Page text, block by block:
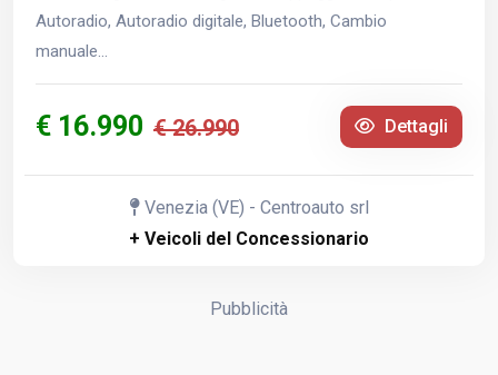
Autoradio, Autoradio digitale, Bluetooth, Cambio
manuale...
€ 16.990 € 26.990 Dettagli
Venezia (VE) - Centroauto srl
+ Veicoli del Concessionario
Pubblicità